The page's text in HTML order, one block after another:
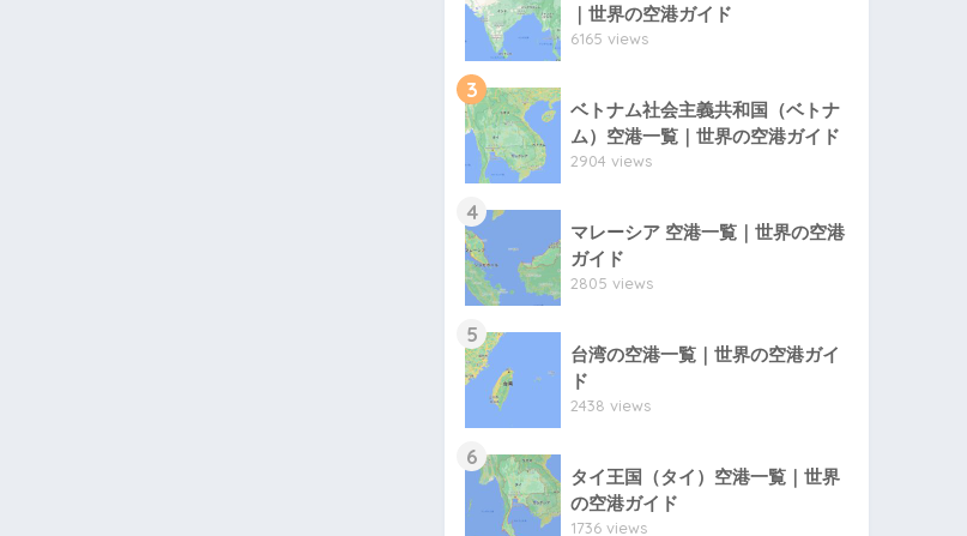
｜世界の空港ガイド
6165 views
3
ベトナム社会主義共和国（ベトナ
ム）空港一覧｜世界の空港ガイド
2904 views
4
マレーシア 空港一覧｜世界の空港
ガイド
2805 views
5
台湾の空港一覧｜世界の空港ガイ
ド
2438 views
6
タイ王国（タイ）空港一覧｜世界
の空港ガイド
1736 views